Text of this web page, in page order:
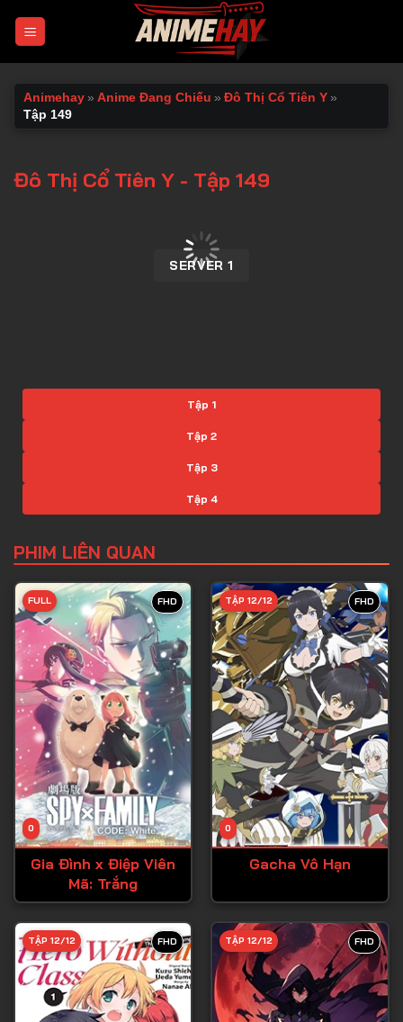
Animehay » Anime Đang Chiếu » Đô Thị Cổ Tiên Y »
Tập 149
Đô Thị Cổ Tiên Y - Tập 149
SERVER 1
Tập 1
Tập 2
Tập 3
Tập 4
Tập 6
Tập 7
Tập 8
Tập 9
Tập 10
Tập 11
Tập 12
Tập 13
Tập 14
Tập 15
Tập 17
Tập 18
Tập 19
Tập 20
PHIM LIÊN QUAN
FHD
0
FULL
Gia Đình x Điệp Viên
Mã: Trắng
FHD
0
TẬP 12/12
Gacha Vô Hạn
FHD
TẬP 12/12 FHD
TẬP 12/12